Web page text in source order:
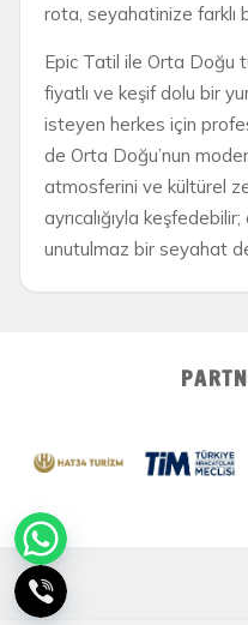
rota, seyahatinize farklı
Epic Tatil ile Orta Doğu
fiyatlı ve keşif dolu bir
isteyen herkes için
de Orta Doğu’nun
atmosferini ve kültürel
ayrıcalığıyla
unutulmaz bir seyahat